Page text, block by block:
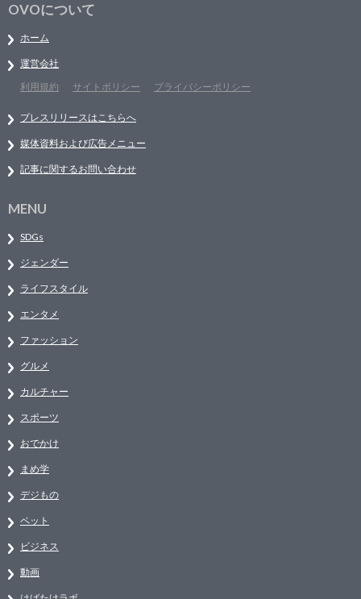
OVOについて
ホーム
運営会社
利用規約
サイトポリシー プライバシーポリシー
プレスリリースはこちらへ
媒体資料および広告メニュー
記事に関するお問い合わせ
MENU
SDGs
ジェンダー
ライフスタイル
エンタメ
ファッション
グルメ
カルチャー
スポーツ
おでかけ
まめ学
デジもの
ペット
ビジネス
動画